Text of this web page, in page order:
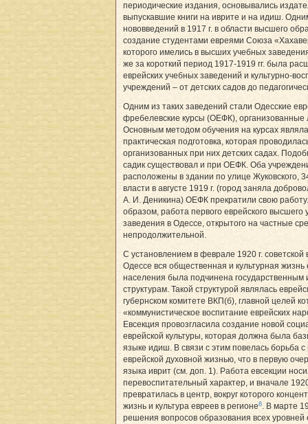
периодические издания, основывались
выпускавшие книги на иврите и на идиш.
нововведений в 1917 г. в области высшего
создание студентами евреями Союза
которого имелись в высших учебных
же за короткий период 1917-1919 гг. была
еврейских учебных заведений и культурно-
учреждений – от детских садов до
Одним из таких заведений стали Одесские
фребелевские курсы (ОЕФК), организованные
Основным методом обучения на курсах
практическая подготовка, которая
организованных при них детских садах.
садик существовал и при ОЕФК. Оба
расположены в здании по улице Жуковского,
власти в августе 1919 г. (город заняла
А. И. Деникина) ОЕФК прекратили свою
образом, работа первого еврейского высшего
заведения в Одессе, открытого на частные
непродолжительной.
С установлением в феврале 1920 г. советской
Одессе вся общественная и культурная жизнь
населения была подчинена государственным
структурам. Такой структурой являлась
губернском комитете ВКП(б), главной целей
«коммунистическое воспитание еврейских
Евсекция провозгласила создание новой
еврейской культуры, которая должна была
языке идиш. В связи с этим повелась борьба
еврейской духовной жизнью, что в первую
языка иврит (см. доп. 1). Работа евсекции
перевоспитательный характер, и вначале
превратилась в центр, вокруг которого
жизнь и культура евреев в регионе8. В марте
решения вопросов образования всех уровней